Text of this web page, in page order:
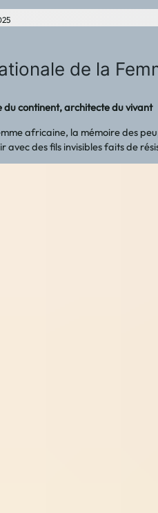
de la
continent, architecte du vivant
africaine, la mémoire des
avec des fils invisibles faits de